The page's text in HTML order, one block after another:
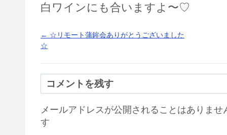
白ワインにも合いますよ〜♡
← ☆リモート蒲鉾会ありがとうございました
☆
コメントを残す
メールアドレスが公開されることはありませ
す